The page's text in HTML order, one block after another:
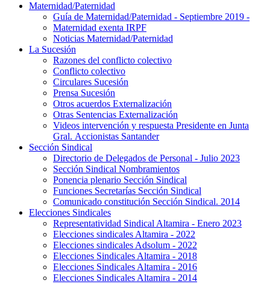
Maternidad/Paternidad
Guía de Maternidad/Paternidad - Septiembre 2019 -
Maternidad exenta IRPF
Noticias Maternidad/Paternidad
La Sucesión
Razones del conflicto colectivo
Conflicto colectivo
Circulares Sucesión
Prensa Sucesión
Otros acuerdos Externalización
Otras Sentencias Externalización
Videos intervención y respuesta Presidente en Junta
Gral. Accionistas Santander
Sección Sindical
Directorio de Delegados de Personal - Julio 2023
Sección Sindical Nombramientos
Ponencia plenario Sección Sindical
Funciones Secretarías Sección Sindical
Comunicado constitución Sección Sindical. 2014
Elecciones Sindicales
Representatividad Sindical Altamira - Enero 2023
Elecciones sindicales Altamira - 2022
Elecciones sindicales Adsolum - 2022
Elecciones Sindicales Altamira - 2018
Elecciones Sindicales Altamira - 2016
Elecciones Sindicales Altamira - 2014